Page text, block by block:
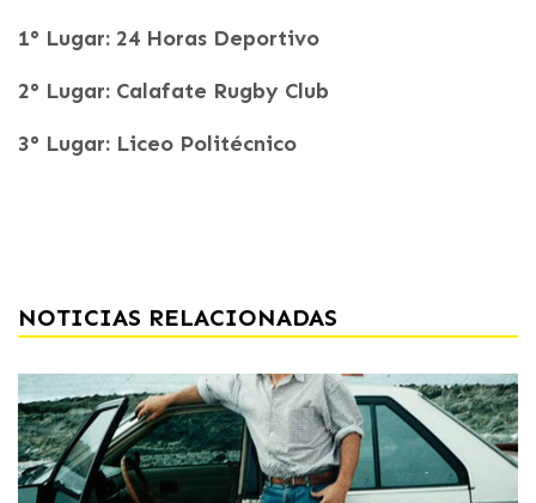
1° Lugar: 24 Horas Deportivo
2° Lugar: Calafate Rugby Club
3° Lugar: Liceo Politécnico
NOTICIAS RELACIONADAS